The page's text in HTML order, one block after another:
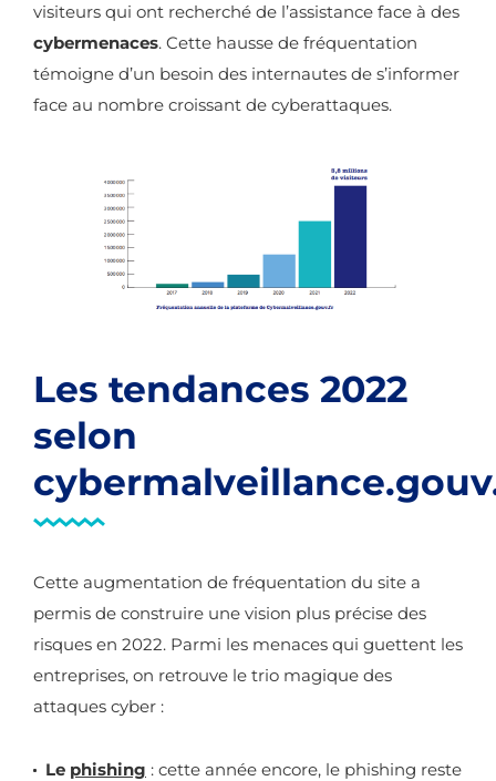
visiteurs qui ont recherché de l’assistance face à des
cybermenaces. Cette hausse de fréquentation
témoigne d’un besoin des internautes de s’informer
face au nombre croissant de cyberattaques.
Les tendances 2022
selon
Cette augmentation de fréquentation du site a
permis de construire une vision plus précise des
risques en 2022. Parmi les menaces qui guettent les
entreprises, on retrouve le trio magique des
attaques cyber :
Le phishing : cette année encore, le phishing reste